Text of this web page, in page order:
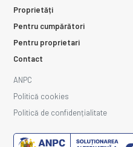
Proprietăți
Pentru cumpărători
Pentru proprietari
Contact
ANPC
Politică cookies
Politică de confidențialitate